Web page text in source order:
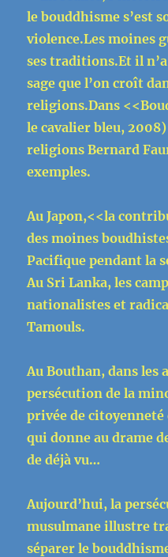
lebouddhisme s’est
violence.Les moines
ses traditions.Et il
sage que l’on croît
religions.Dans
le cavalier bleu,
religions Bernard
exemples.
Au Japon,<<la
des moines
Pacifique pendant la
Au Sri Lanka, les
nationalistes et
Tamouls.
Au Bouthan, dans les
persécution de la
privée de citoyenneté
qui donne au drame
de déjà vu…
Aujourd’hui, la
musulmane illustre
séparer le